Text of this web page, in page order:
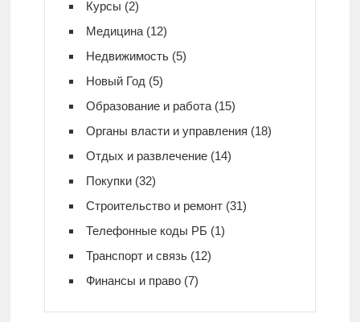
Курсы (2)
Медицина(12)
Недвижимость(5)
Новый Год (5)
Образование и работа(15)
Органы власти и управления (18)
Отдых и развлечение(14)
Покупки(32)
Строительство и ремонт(31)
Телефонные коды РБ (1)
Транспорт и связь(12)
Финансы и право(7)